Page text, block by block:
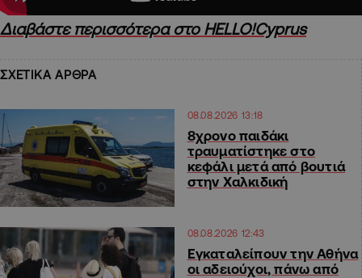
Διαβάστε περισσότερα στο HELLO!Cyprus
ΣΧΕΤΙΚΑ ΑΡΘΡΑ
08.08.2026 13:18
8χρονο παιδάκι
τραυματίστηκε στο
κεφάλι μετά από βουτιά
στην Χαλκιδική
08.08.2026 12:43
Εγκαταλείπουν την Αθήνα
οι αδειούχοι, πάνω από